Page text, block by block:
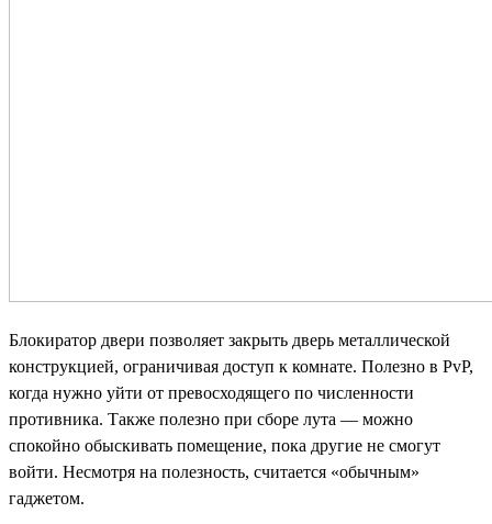
Блокиратор двери позволяет закрыть дверь металлической
конструкцией, ограничивая доступ к комнате. Полезно в PvP,
когда нужно уйти от превосходящего по численности
противника. Также полезно при сборе лута — можно
спокойно обыскивать помещение, пока другие не смогут
войти. Несмотря на полезность, считается «обычным»
гаджетом.